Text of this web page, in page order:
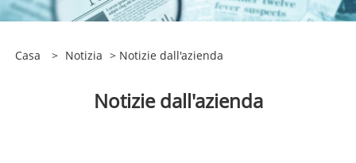
Casa > Notizia > Notizie dall'azienda
Notizie dall'azienda